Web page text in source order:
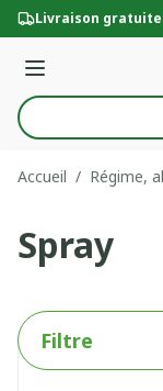
Aller au contenu
Livraison
Menu
Rechercher
Accueil / Régime,
Spray
Filtre